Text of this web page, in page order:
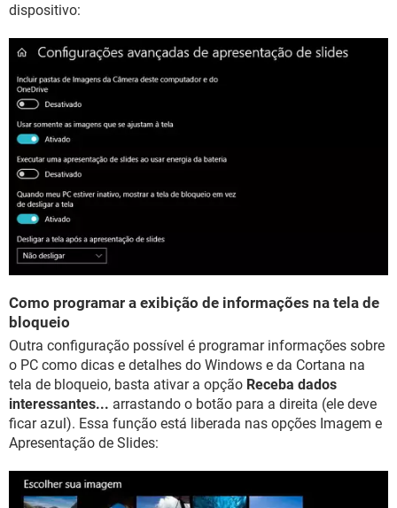
dispositivo:
Como programar a exibição de informações na tela de
bloqueio
Outra configuração possível é programar informações sobre
o PC como dicas e detalhes do Windows e da Cortana na
tela de bloqueio, basta ativar a opção Receba dados
interessantes... arrastando o botão para a direita (ele deve
ficar azul). Essa função está liberada nas opções Imagem e
Apresentação de Slides: